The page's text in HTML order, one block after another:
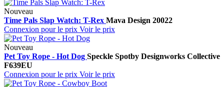
Nouveau
Time Pals Slap Watch: T-Rex Mava Design 20022
Connexion pour le prix Voir le prix
Nouveau
Pet Toy Rope - Hot Dog Speckle Spotby Designworks Collective
F639EU
Connexion pour le prix Voir le prix